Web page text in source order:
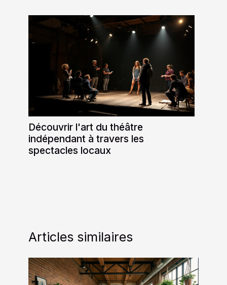
Découvrir l'art du théâtre
indépendant à travers les
spectacles locaux
Articles similaires